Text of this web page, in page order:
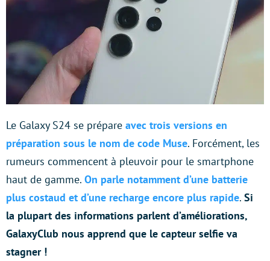
Le Galaxy S24 se prépare avec trois versions en
préparation sous le nom de code Muse. Forcément, les
rumeurs commencent à pleuvoir pour le smartphone
haut de gamme. On parle notamment d’une batterie
plus costaud et d’une recharge encore plus rapide. Si
la plupart des informations parlent d’améliorations,
GalaxyClub nous apprend que le capteur selfie va
stagner !